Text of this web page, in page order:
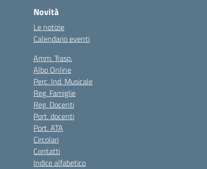
Novità
Le notizie
Calendario eventi
Amm. Trasp.
Albo Online
Perc. Ind. Musicale
Reg. Famiglie
Reg. Docenti
Port. docenti
Port. ATA
Circolari
Contatti
Indice alfabetico